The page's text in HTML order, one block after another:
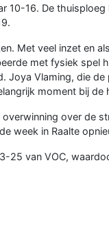
10-16. De
Met veel inzet en
met fysiek spel
Joya Vlaming, die
moment bij
over de
week in Raalte
25 van VOC,